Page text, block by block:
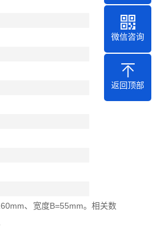
、宽度B=55mm。相关数
微信咨询
返回顶部